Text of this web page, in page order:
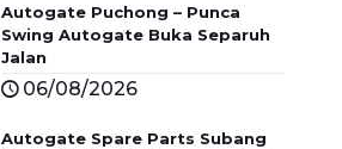
Autogate Puchong – Punca
Swing Autogate Buka Separuh
Jalan
06/08/2026
Autogate Spare Parts Subang